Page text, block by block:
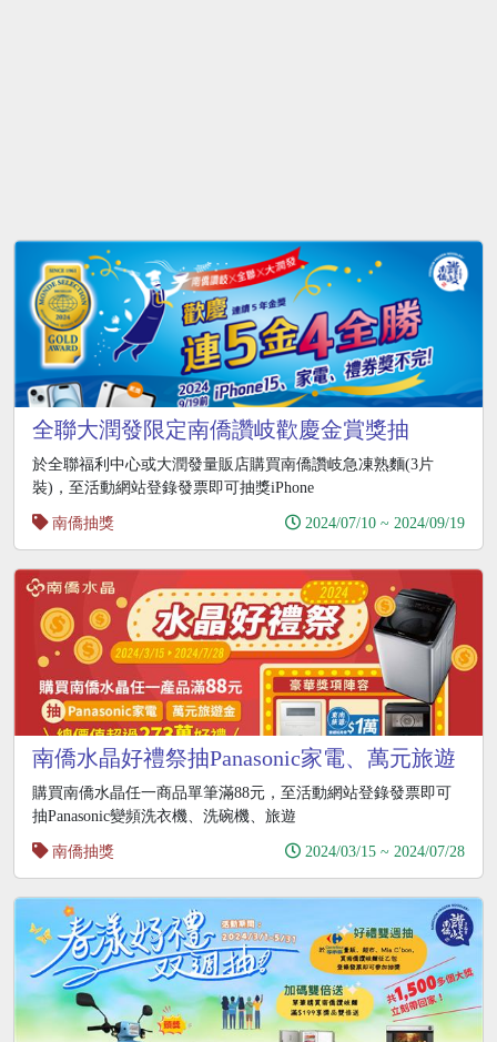
全聯大潤發限定南僑讚岐歡慶金賞獎抽
iPhone15、iPad
於全聯福利中心或大潤發量販店購買南僑讚岐急凍熟麵(3片
裝)，至活動網站登錄發票即可抽獎iPhone
南僑抽獎
2024/07/10 ~ 2024/09/19
南僑水晶好禮祭抽Panasonic家電、萬元旅遊
金
購買南僑水晶任一商品單筆滿88元，至活動網站登錄發票即可
抽Panasonic變頻洗衣機、洗碗機、旅遊
南僑抽獎
2024/03/15 ~ 2024/07/28